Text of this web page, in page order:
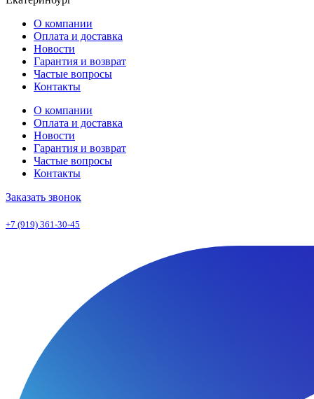
О компании
Оплата и доставка
Новости
Гарантия и возврат
Частые вопросы
Контакты
О компании
Оплата и доставка
Новости
Гарантия и возврат
Частые вопросы
Контакты
Заказать звонок
+7 (919) 361-30-45